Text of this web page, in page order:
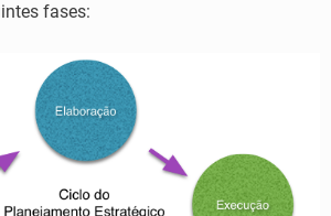
fases: